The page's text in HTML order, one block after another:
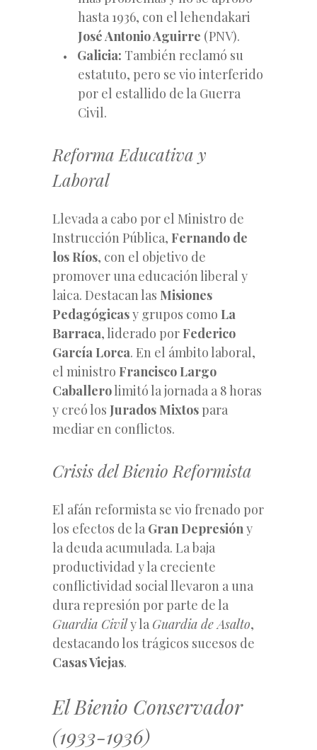
hasta 1936, con el lehendakari
José Antonio Aguirre (PNV).
Galicia: También reclamó su
estatuto, pero se vio interferido
por el estallido de la Guerra
Civil.
Reforma Educativa y
Laboral
Llevada a cabo por el Ministro de
Instrucción Pública, Fernando de
los Ríos, con el objetivo de
promover una educación liberal y
laica. Destacan las Misiones
Pedagógicasy grupos como La
Barraca, liderado por Federico
García Lorca. En el ámbito laboral,
el ministro Francisco Largo
Caballerolimitó la jornada a 8 horas
y creó los Jurados Mixtos para
mediar en conflictos.
Crisis del Bienio Reformista
El afán reformista se vio frenado por
los efectos de la Gran Depresióny
la deuda acumulada. La baja
productividad y la creciente
conflictividad social llevaron a una
dura represión por parte de la
Guardia Civily la Guardia de Asalto,
destacando los trágicos sucesos de
Casas Viejas.
El Bienio Conservador
(1933-1936)